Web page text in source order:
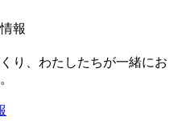
報
り、わたしたちが一緒にお